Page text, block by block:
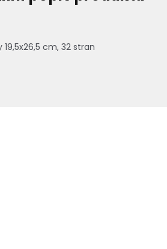
19,5x26,5 cm, 32 stran